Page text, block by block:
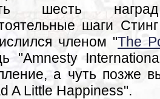
шесть
шаги
членом "The
"Amnesty
а чуть позже
A Little Happiness".